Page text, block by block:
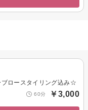
ブロースタイリング込み☆
60分 ￥3,000